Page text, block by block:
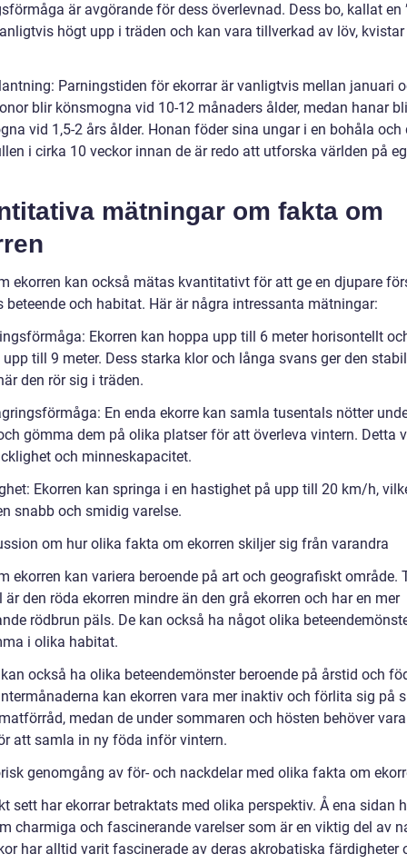
är avgörande för dess överlevnad. Dess bo, kallat en
högt upp i träden och kan vara tillverkad av löv,
Parningstiden för ekorrar är vanligtvis mellan januari
blir könsmogna vid 10-12 månaders ålder, medan hanar
vid 1,5-2 års ålder. Honan föder sina ungar i en bohåla och
i cirka 10 veckor innan de är redo att utforska världen på
mätningar om fakta om
ekorren kan också mätas kvantitativt för att ge en djupare
beteende och habitat. Här är några intressanta mätningar:
Ekorren kan hoppa upp till 6 meter horisontellt
till 9 meter. Dess starka klor och långa svans ger den
den rör sig i träden.
En enda ekorre kan samla tusentals nötter
gömma dem på olika platser för att överleva vintern. Detta
och minneskapacitet.
Ekorren kan springa i en hastighet på upp till 20 km/h,
snabb och smidig varelse.
om hur olika fakta om ekorren skiljer sig från varandra
ekorren kan variera beroende på art och geografiskt område.
är den röda ekorren mindre än den grå ekorren och har en mer
rödbrun päls. De kan också ha något olika
i olika habitat.
också ha olika beteendemönster beroende på årstid och
kan ekorren vara mer inaktiv och förlita sig på
medan de under sommaren och hösten behöver
att samla in ny föda inför vintern.
genomgång av för- och nackdelar med olika fakta om
sett har ekorrar betraktats med olika perspektiv. Å ena sidan
charmiga och fascinerande varelser som är en viktig del av
har alltid varit fascinerade av deras akrobatiska färdigheter